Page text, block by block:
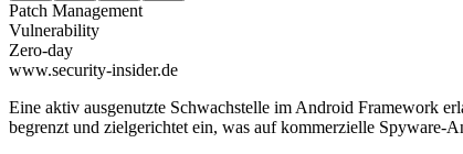
Patch Management
Vulnerability
Zero-day
www.security-insider.de
Eine aktiv ausgenutzte Schwachstelle im Android Framework
begrenzt und ziel­ge­rich­tet ein, was auf kommerzielle Spyware-